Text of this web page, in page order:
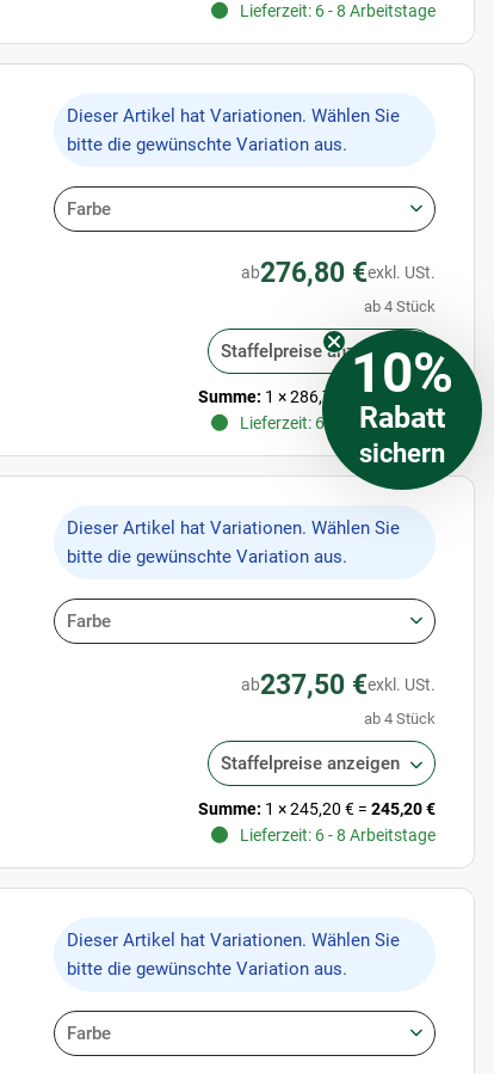
Lieferzeit: 6 - 8 Arbeitstage
x
Dieser Artikel hat Variationen. Wählen Sie
bitte die gewünschte Variation aus.
Farbe
ab276,80 €exkl. USt.
ab 4 Stück
Staffelpreise anzeigen
Summe: 1 ×286,70 € =286,70 €
Lieferzeit: 6 - 8 Arbeitstage
x
Dieser Artikel hat Variationen. Wählen Sie
bitte die gewünschte Variation aus.
Farbe
ab237,50 €exkl. USt.
ab 4 Stück
Staffelpreise anzeigen
Summe: 1 ×245,20 € = 245,20 €
Lieferzeit: 6 - 8 Arbeitstage
x
Dieser Artikel hat Variationen. Wählen Sie
bitte die gewünschte Variation aus.
Farbe
10%
Rabatt
sichern